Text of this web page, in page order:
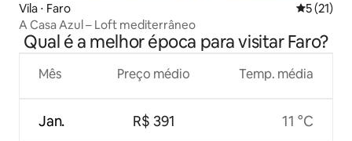
Vila ⋅ Faro 5 de uma
5 (21)
A Casa Azul – Loft mediterrâneo
Qual é a melhor época para visitar Faro?
Mês
Jan.
Preço médio
R$ 391
Temp. média
11 °C